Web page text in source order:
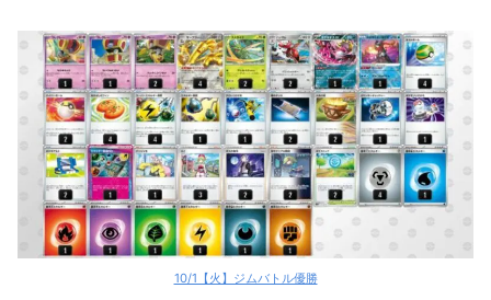
10/1【火】ジムバトル優勝